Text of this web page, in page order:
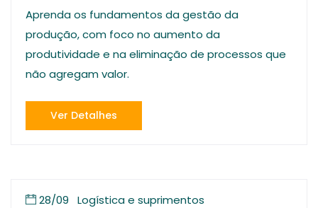
Aprenda os fundamentos da gestão da
produção, com foco no aumento da
produtividade e na eliminação de processos que
não agregam valor.
Ver Detalhes
28/09 Logística e suprimentos